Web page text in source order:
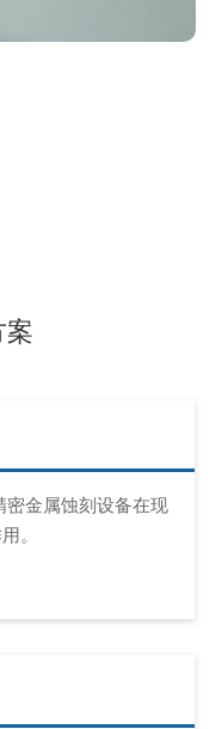
案
密金属蚀刻设备在现
。